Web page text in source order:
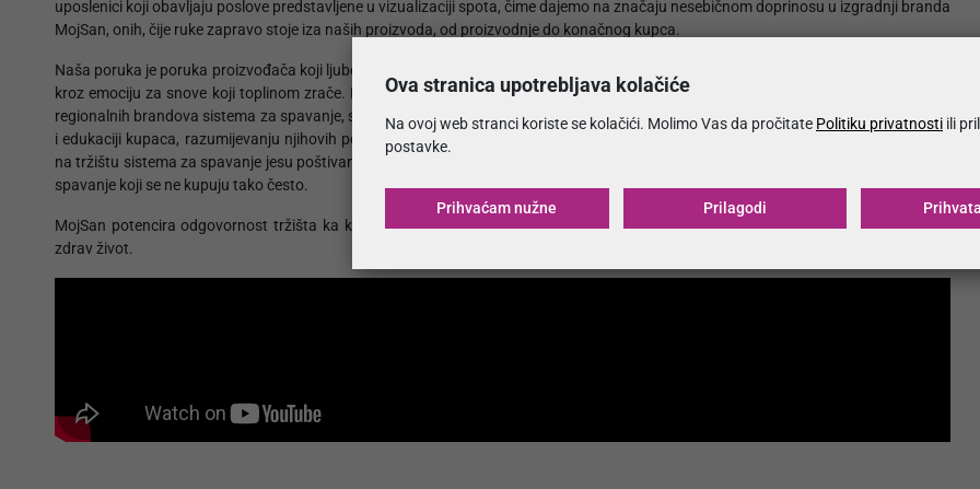
uposlenici koji obavljaju poslove predstavljene u vizualizaciji spota, čime dajemo na značaju nesebičnom doprinosu u izgradnji branda
MojSan, onih, čije ruke zapravo stoje iza naših proizvoda, od proizvodnje do konačnog kupca.
Naša poruka je poruka proizvođača koji ljubomorno čuva povjerenje sticano godinama, od inspiracije do realizacije, profesionalno ali i
kroz emociju za snove koji toplinom zrače. Kroz svoj strateški i profesionalni pristup oblikujemo viziju jednog od najprepoznatljivijih
regionalnih brandova sistema za spavanje, sa kontinuitetom od dvije decenije a koja se temelji, ne samo na promociji proizvoda, nego
i edukaciji kupaca, razumijevanju njihovih potreba i kontinuiranom unaprijeđivanju korisničkog iskustva. Jedan od najvećih izazova
na tržištu sistema za spavanje jesu poštivanja standarda u industriji, što se vrlo često odrazi na loša iskustva korisnika proizvoda za
spavanje koji se ne kupuju tako često.
MojSan potencira odgovornost tržišta ka kreiranju proizvoda koji garantiraju dugoročnost i kvalitetnu podršku za kvalitetan san i
zdrav život.
Ova stranica upotrebljava kolačiće
Na ovoj web stranci koriste se kolačići. Molimo Vas da pročitate Politiku privatnosti ili
postavke.
Prihvaćam nužne Prilagodi